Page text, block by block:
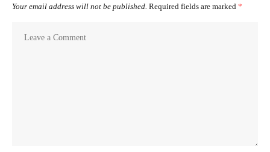
Your email address will not be published. Required fields are marked *